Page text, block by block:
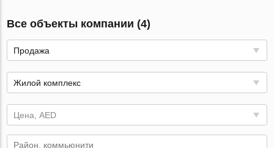
Все объекты компании (4)
Продажа
Жилой комплекс
Цена, AED